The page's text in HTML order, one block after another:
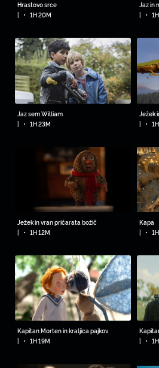
Hrastovo srce
• 1H 20M
Jaz in
•
Jaz sem William
|
• 1H 23M
Ježek
|
•
Ježek in vran pričarata božič
• 1H 12M
Kapa
•
Kapitan Morten in kraljica pajkov
• 1H 19M •